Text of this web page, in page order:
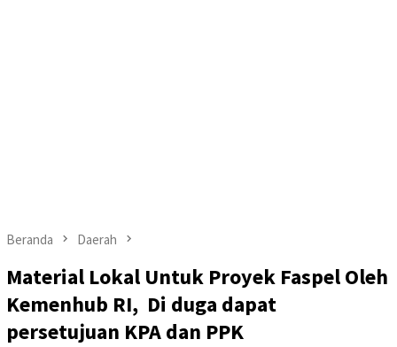
Beranda Daerah
Material Lokal Untuk Proyek Faspel Oleh
Kemenhub RI, Di duga dapat
persetujuan KPA dan PPK